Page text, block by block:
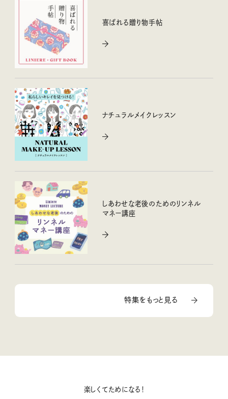
喜ばれる贈り物手帖
ナチュラルメイクレッスン
しあわせな老後のためのリンネル
マネー講座
特集をもっと見る
楽しくてためになる！